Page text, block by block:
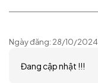
Ngày đăng: 28/10/2024
Đang cập nhật !!!